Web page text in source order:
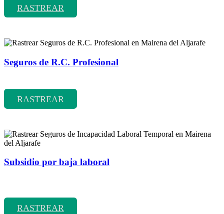
RASTREAR
Seguros de R.C. Profesional
RASTREAR
Subsidio por baja laboral
RASTREAR